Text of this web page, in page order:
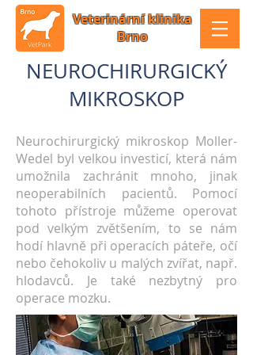
Veterinární klinika
Brno
NEUROCHIRURGICKÝ
MIKROSKOP
Neurochirurgický mikroskop Moller-
Wedel byl velkou investicí, která nám
umožnila zachránit mnoho, jinak
neoperabilních pacientů. Pomocí
tohoto přístroje můžeme operovat
pod velkým zvětšením, to se nám
hodí hlavně při operacích páteře, očí
nebo čehokoliv u malých zvířat, např.
hlodavců. Je také nezbytný pro
operace mozku.